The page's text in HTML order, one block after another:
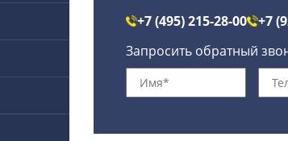
+7 (495) 215-28-00
+7
Запросить обратный